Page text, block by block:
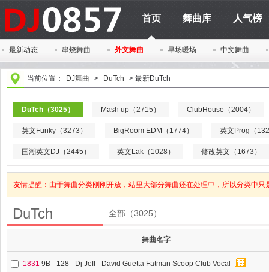
首页 舞曲库 人气榜
最新动态 串烧舞曲 外文舞曲 早场暖场 中文舞曲
当前位置： DJ舞曲 > DuTch > 最新DuTch
DuTch（3025） Mash up（2715） ClubHouse（2004）
英文Funky（3273） BigRoom EDM（1774） 英文Prog（
国潮英文DJ（2445） 英文Lak（1028） 修改英文（1673）
友情提醒：由于舞曲分类刚刚开放，站里大部分舞曲还在处理中，所以分类中只
DuTch 全部（3025）
舞曲名字
1831 9B - 128 - Dj Jeff - David Guetta Fatman Scoop Club Vocal